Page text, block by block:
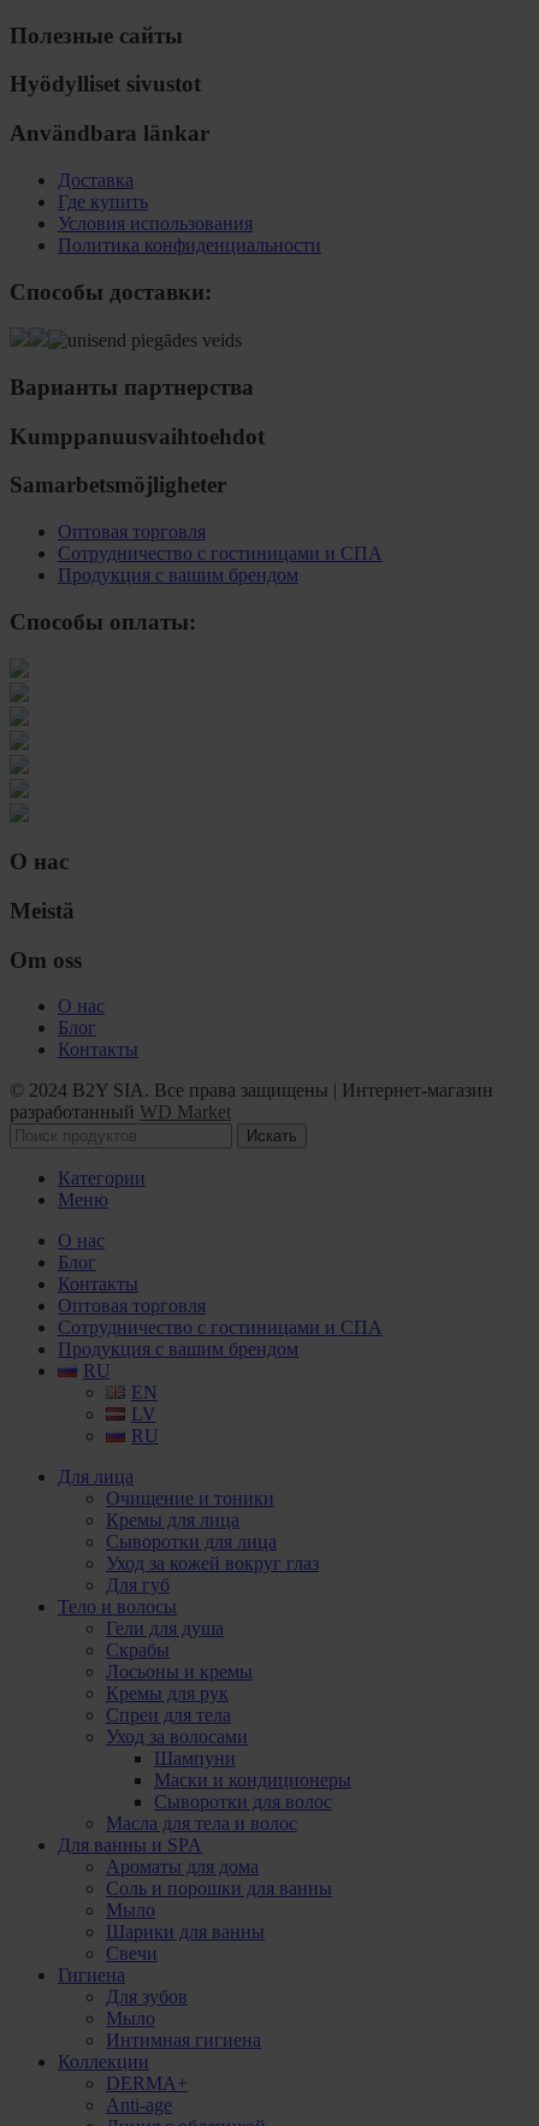
Полезные сайты
Hyödylliset sivustot
Användbara länkar
Доставка
Где купить
Условия использования
Политика конфиденциальности
Способы доставки:
Варианты партнерства
Kumppanuusvaihtoehdot
Samarbetsmöjligheter
Оптовая торговля
Сотрудничество с гостиницами и СПА
Продукция с вашим брендом
Способы оплаты:
О нас
Meistä
Om oss
О нас
Блог
Контакты
© 2024 B2Y SIA. Все права защищены | Интернет-магазин
разработанный WD Market
Искать
Категории
Меню
О нас
Блог
Контакты
Оптовая торговля
Сотрудничество с гостиницами и СПА
Продукция с вашим брендом
RU
EN
LV
RU
Для лица
Очищение и тоники
Кремы для лица
Сыворотки для лица
Уход за кожей вокруг глаз
Для губ
Тело и волосы
Гели для душа
Скрабы
Лосьоны и кремы
Кремы для рук
Спреи для тела
Уход за волосами
Шампуни
Маски и кондиционеры
Сыворотки для волос
Масла для тела и волос
Для ванны и SPA
Ароматы для дома
Соль и порошки для ванны
Мыло
Шарики для ванны
Свечи
Гигиена
Для зубов
Мыло
Интимная гигиена
Коллекции
DERMA+
Anti-age